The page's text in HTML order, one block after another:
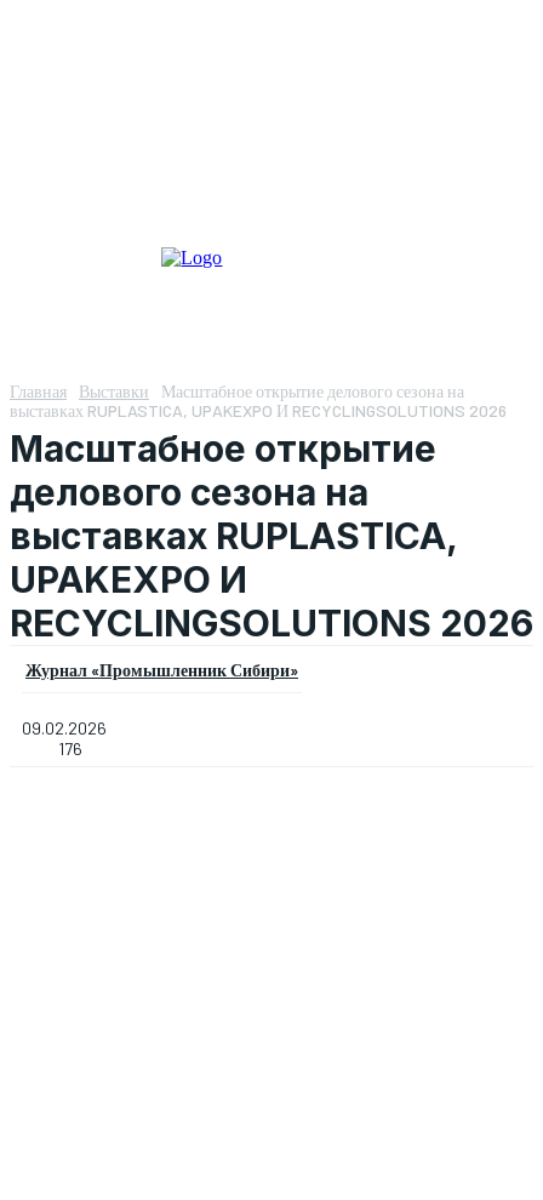
Главная Выставки
Масштабное открытие делового сезона на
выставках RUPLASTICA, UPAKEXPO И RECYCLINGSOLUTIONS 2026
Масштабное открытие
делового сезона на
выставках RUPLASTICA,
UPAKEXPO И
RECYCLINGSOLUTIONS 2026
Журнал «Промышленник Сибири»
09.02.2026
176